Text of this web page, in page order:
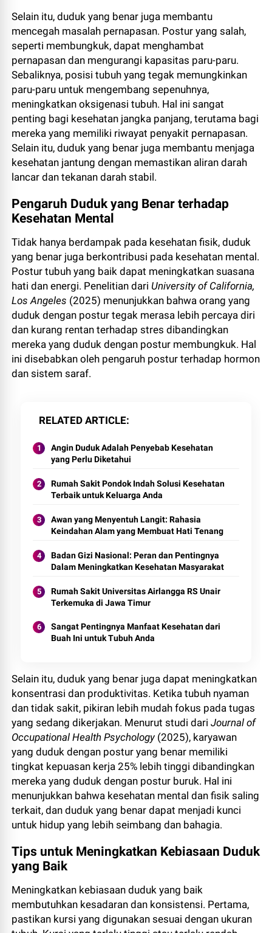
Selain itu, duduk yang benar juga membantu
mencegah masalah pernapasan. Postur yang salah,
seperti membungkuk, dapat menghambat
pernapasan dan mengurangi kapasitas paru-paru.
Sebaliknya, posisi tubuh yang tegak memungkinkan
paru-paru untuk mengembang sepenuhnya,
meningkatkan oksigenasi tubuh. Hal ini sangat
penting bagi kesehatan jangka panjang, terutama bagi
mereka yang memiliki riwayat penyakit pernapasan.
Selain itu, duduk yang benar juga membantu menjaga
kesehatan jantung dengan memastikan aliran darah
lancar dan tekanan darah stabil.
Pengaruh Duduk yang Benar terhadap
Kesehatan Mental
Tidak hanya berdampak pada kesehatan fisik, duduk
yang benar juga berkontribusi pada kesehatan mental.
Postur tubuh yang baik dapat meningkatkan suasana
hati dan energi. Penelitian dari University of California,
Los Angeles (2025) menunjukkan bahwa orang yang
duduk dengan postur tegak merasa lebih percaya diri
dan kurang rentan terhadap stres dibandingkan
mereka yang duduk dengan postur membungkuk. Hal
ini disebabkan oleh pengaruh postur terhadap hormon
dan sistem saraf.
RELATED ARTICLE
Angin Duduk Adalah Penyebab Kesehatan
yang Perlu Diketahui
Rumah Sakit Pondok Indah Solusi Kesehatan
Terbaik untuk Keluarga Anda
Awan yang Menyentuh Langit: Rahasia
Keindahan Alam yang Membuat Hati Tenang
Badan Gizi Nasional: Peran dan Pentingnya
Dalam Meningkatkan Kesehatan Masyarakat
Rumah Sakit Universitas Airlangga RS Unair
Terkemuka di Jawa Timur
Sangat Pentingnya Manfaat Kesehatan dari
Buah Ini untuk Tubuh Anda
Selain itu, duduk yang benar juga dapat meningkatkan
konsentrasi dan produktivitas. Ketika tubuh nyaman
dan tidak sakit, pikiran lebih mudah fokus pada tugas
yang sedang dikerjakan. Menurut studi dariJournal of
Occupational Health Psychology(2025), karyawan
yang duduk dengan postur yang benar memiliki
tingkat kepuasan kerja 25% lebih tinggi dibandingkan
mereka yang duduk dengan postur buruk. Hal ini
menunjukkan bahwa kesehatan mental dan fisik saling
terkait, dan duduk yang benar dapat menjadi kunci
untuk hidup yang lebih seimbang dan bahagia.
Tips untuk Meningkatkan Kebiasaan Duduk
yang Baik
Meningkatkan kebiasaan duduk yang baik
membutuhkan kesadaran dan konsistensi. Pertama,
pastikan kursi yang digunakan sesuai dengan ukuran